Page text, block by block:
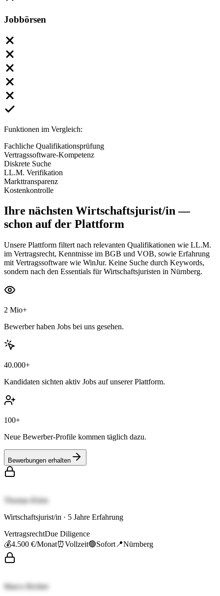
Jobbörsen
Funktionen im Vergleich:
Fachliche Qualifikationsprüfung
Vertragssoftware-Kompetenz
Diskrete Suche
LL.M. Verifikation
Markttransparenz
Kostenkontrolle
Ihre nächsten Wirtschaftsjurist/in—
schon auf der Plattform
Unsere Plattform filtert nach relevanten Qualifikationen wie LL.M.
im Vertragsrecht, Kenntnisse im BGB und VOB, sowie Erfahrung
mit Vertragssoftware wie WinJur. Keine Suche durch Keywords,
sondern nach den Essentials für Wirtschaftsjuristen in Nürnberg.
2 Mio+
Bewerber haben Jobs bei uns gesehen.
40.000+
Kandidaten sichten aktiv Jobs auf unserer Plattform.
100+
Neue Bewerber-Profile kommen täglich dazu.
Bewerbungen erhalten
Thomas Klein
Wirtschaftsjurist/in · 5 Jahre Erfahrung
VertragsrechtDue Diligence
💰4.500 €/Monat⏰Vollzeit🟢Sofort 📍Nürnberg
Marco Richter